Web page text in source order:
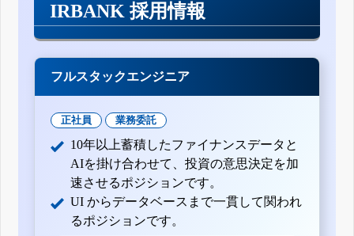
IRBANK 採用情報
フルスタックエンジニア
正社員 業務委託
10年以上蓄積したファイナンスデータと
AIを掛け合わせて、投資の意思決定を加
速させるポジションです。
UI からデータベースまで一貫して関われ
るポジションです。